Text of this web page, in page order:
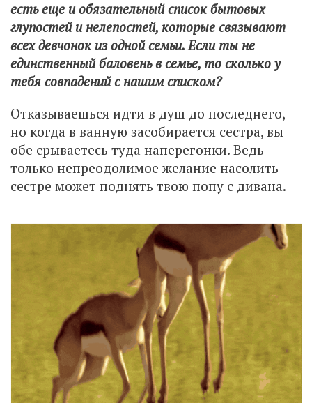
есть еще и обязательный список бытовых
глупостей и нелепостей, которые связывают
всех девчонок из одной семьи. Если ты не
единственный баловень в семье, то сколько у
тебя совпадений с нашим списком?
Отказываешься идти в душ до последнего,
но когда в ванную засобирается сестра, вы
обе срываетесь туда наперегонки. Ведь
только непреодолимое желание насолить
сестре может поднять твою попу с дивана.